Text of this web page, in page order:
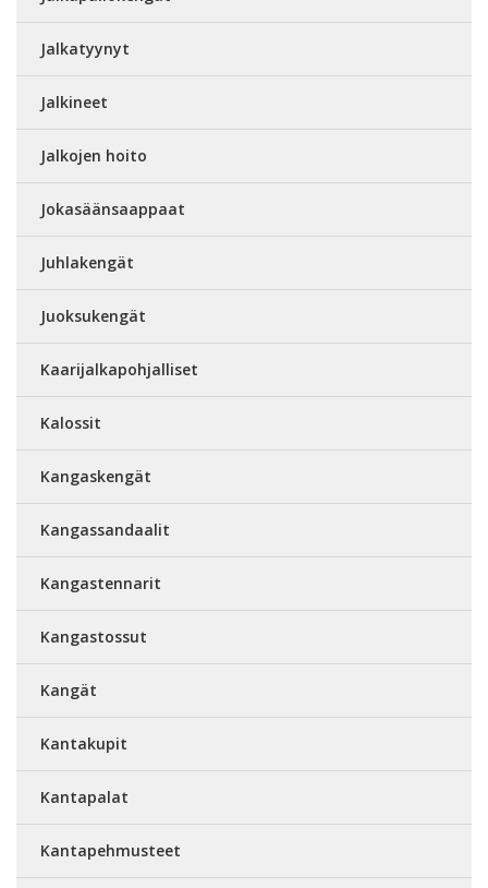
Jalkatyynyt
Jalkineet
Jalkojen hoito
Jokasäänsaappaat
Juhlakengät
Juoksukengät
Kaarijalkapohjalliset
Kalossit
Kangaskengät
Kangassandaalit
Kangastennarit
Kangastossut
Kangät
Kantakupit
Kantapalat
Kantapehmusteet